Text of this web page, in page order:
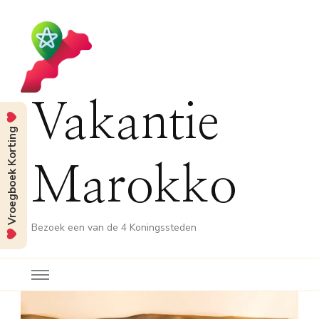
Vakantie
Marokko
Bezoek een van de 4 Koningssteden
Vroegboek Korting